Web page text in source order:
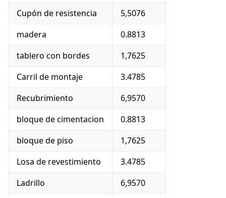
Cupón de resistencia
5,5076
madera
0.8813
tablero con bordes
1,7625
Carril de montaje
3.4785
Recubrimiento
6,9570
bloque de cimentacion
0.8813
bloque de piso
1,7625
Losa de revestimiento
3.4785
Ladrillo
6,9570